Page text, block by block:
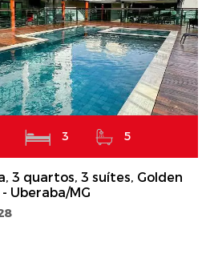
3 5
3 quartos, 3 suítes, Golden
Uberaba/MG